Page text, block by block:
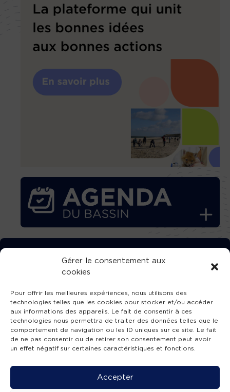
Gérer le consentement aux
cookies
Pour offrir les meilleures expériences, nous utilisons des
technologies telles que les cookies pour stocker et/ou accéder
aux informations des appareils. Le fait de consentir à ces
technologies nous permettra de traiter des données telles que le
comportement de navigation ou les ID uniques sur ce site. Le fait
de ne pas consentir ou de retirer son consentement peut avoir
un effet négatif sur certaines caractéristiques et fonctions.
Accepter
TÉLÉCHARGEZ GRATUITEMENT
L’APPLICATION TVBA !
SUIVEZ-NOUS !
Mentions légales -Accessibilité